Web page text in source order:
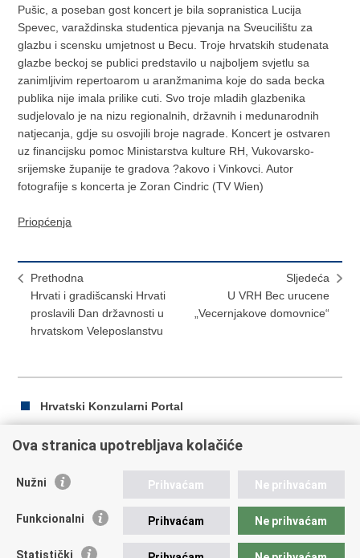
Pušic, a poseban gost koncert je bila sopranistica Lucija
Spevec, varaždinska studentica pjevanja na Sveucilištu za
glazbu i scensku umjetnost u Becu. Troje hrvatskih studenata
glazbe beckoj se publici predstavilo u najboljem svjetlu sa
zanimljivim repertoarom u aranžmanima koje do sada becka
publika nije imala prilike cuti. Svo troje mladih glazbenika
sudjelovalo je na nizu regionalnih, državnih i medunarodnih
natjecanja, gdje su osvojili broje nagrade. Koncert je ostvaren
uz financijsku pomoc Ministarstva kulture RH, Vukovarsko-
srijemske županije te gradova ?akovo i Vinkovci. Autor
fotografije s koncerta je Zoran Cindric (TV Wien)
Priopćenja
Prethodna
Hrvati i gradišcanski Hrvati
proslavili Dan državnosti u
hrvatskom Veleposlanstvu
Sljedeća
U VRH Bec urucene
„Vecernjakove domovnice“
Hrvatski Konzularni Portal
Ispiši
Podijeli
Facebooku
Twitteru
Republika Hrvatska
Ova stranica upotrebljava kolačiće
Nužni Prihvaćam Ne prihvaćam
Funkcionalni Prihvaćam Ne prihvaćam
Statistički